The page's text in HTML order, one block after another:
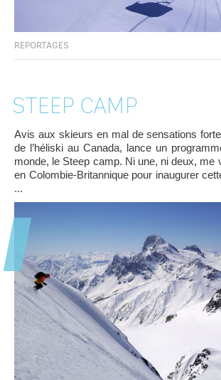
REPORTAGES
STEEP CAMP
Avis aux skieurs en mal de sensations
de l’héliski au Canada, lance un
monde, le Steep camp. Ni une, ni deux, me
en Colombie-Britannique pour inaugurer
...